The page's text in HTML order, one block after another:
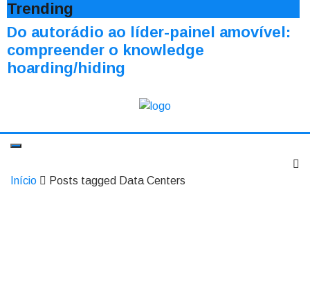
Trending
Do autorádio ao líder-painel amovível:
compreender o knowledge
hoarding/hiding
Início Posts tagged Data Centers